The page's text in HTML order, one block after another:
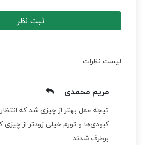
ثبت نظر
لیست نظرات
مریم محمدی
تیجه عمل بهتر از چیزی شد که
کبودی‌ها و تورم خیلی زودتر از
برطرف شدند.